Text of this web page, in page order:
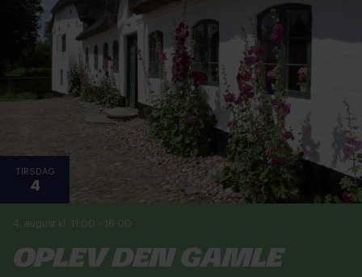
TIRSDAG
4
4. august kl. 11:00 - 16:00
Oplev den gamle